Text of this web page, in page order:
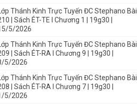
Thánh Kinh Trực Tuyến ĐC Stephano Bài
| Sách ÉT-TE I Chương 1 | 19g30 |
5/2026
Thánh Kinh Trực Tuyến ĐC Stephano Bài
| Sách ÉT-RA I Chương 9 | 19g30 |
5/2026
Thánh Kinh Trực Tuyến ĐC Stephano Bài
| Sách ÉT-RA I Chương 7 | 19g30 |
5/2026